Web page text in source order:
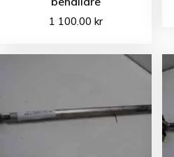
1 100.00 kr